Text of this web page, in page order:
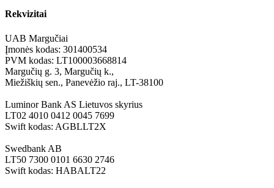
Rekvizitai
UAB Margučiai
Įmonės kodas: 301400534
PVM kodas: LT100003668814
Margučių g. 3, Margučių k.,
Miežiškių sen., Panevėžio raj., LT-38100
Luminor Bank AS Lietuvos skyrius
LT02 4010 0412 0045 7699
Swift kodas: AGBLLT2X
Swedbank AB
LT50 7300 0101 6630 2746
Swift kodas: HABALT22